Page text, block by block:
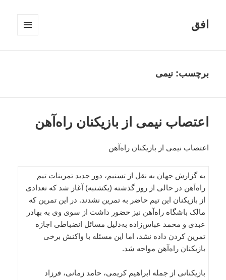
افق
برچسب:نیمی
اعتصاب نیمی از بازیکنان راه‌آهن
اعتصاب نیمی از بازیکنان راه‌آهن
به گزارش جهان به نقل از تسنیم، دور جدید تمرینات تیم
راه‌آهن در حالی از روز گذشته (یکشنبه) آغاز شد که تعدادی
از بازیکنان این تیم حاضر به تمرین نشدند. در این تمرین که
مالک باشگاه راه‌آهن نیز حضور داشت از سوی وی به بهادر
عبدی و محمد عباس‌زاده به‌دلیل مسائل انضباطی اجازه
تمرین کردن داده نشد، اما این مسئله با واکنش برخی
بازیکنان راه‌آهن مواجه شد.
بازیکنانی از جمله ابراهیم کریمی، حامد زمانی، فرزاد